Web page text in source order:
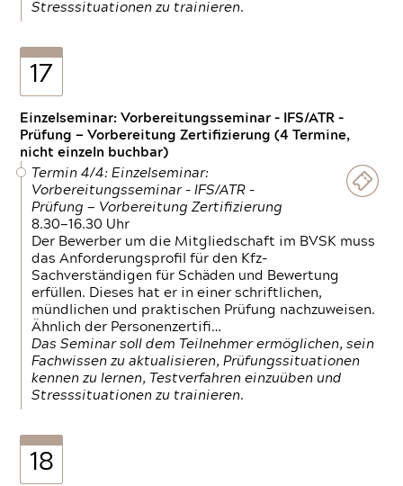
Stresssituationen zu trainieren.
17
Einzelseminar: Vorbereitungsseminar - IFS/ATR -
Prüfung — Vorbereitung Zertifizierung (4 Termine,
nicht einzeln buchbar)
Termin 4/4: Einzelseminar:
Vorbereitungsseminar - IFS/ATR -
Prüfung — Vorbereitung Zertifizierung
8.30—16.30 Uhr
Der Bewerber um die Mitgliedschaft im BVSK muss
das Anforderungsprofil für den Kfz-
Sachverständigen für Schäden und Bewertung
erfüllen. Dieses hat er in einer schriftlichen,
mündlichen und praktischen Prüfung nachzuweisen.
Ähnlich der Personenzertifi…
Das Seminar soll dem Teilnehmer ermöglichen, sein
Fachwissen zu aktualisieren, Prüfungssituationen
kennen zu lernen, Testverfahren einzuüben und
Stresssituationen zu trainieren.
18